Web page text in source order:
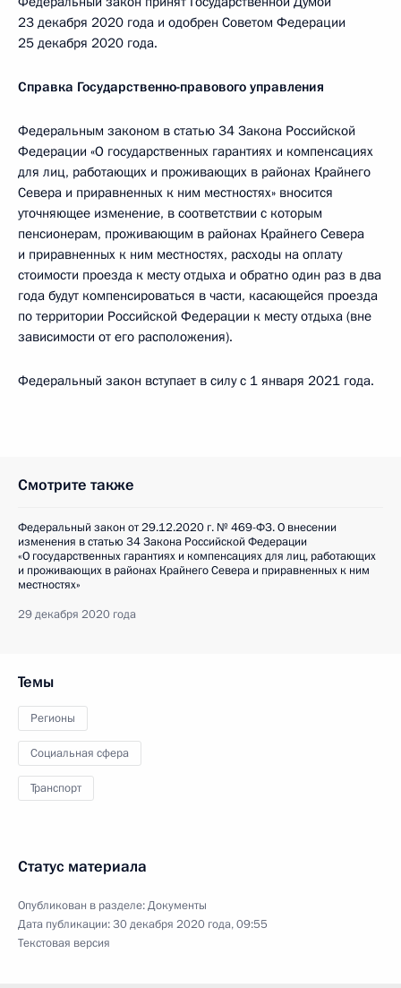
23 декабря 2020 года и одобрен Советом Федерации
25 декабря 2020 года.
Справка Государственно-правового управления
Федеральным законом в статью 34 Закона Российской
Федерации «О государственных гарантиях и компенсациях
для лиц, работающих и проживающих в районах Крайнего
Севера и приравненных к ним местностях» вносится
уточняющее изменение, в соответствии с которым
пенсионерам, проживающим в районах Крайнего Севера
и приравненных к ним местностях, расходы на оплату
стоимости проезда к месту отдыха и обратно один раз в два
года будут компенсироваться в части, касающейся проезда
по территории Российской Федерации к месту отдыха (вне
зависимости от его расположения).
Федеральный закон вступает в силу с 1 января 2021 года.
Смотрите также
Федеральный закон от 29.12.2020 г. № 469-ФЗ. О внесении
изменения в статью 34 Закона Российской Федерации
«О государственных гарантиях и компенсациях для лиц, работающих
и проживающих в районах Крайнего Севера и приравненных к ним
местностях»
29 декабря 2020 года
Темы
Регионы
Социальная сфера
Транспорт
Статус материала
Опубликован в разделе:Документы
Дата публикации:30 декабря 2020 года, 09:55
Текстовая версия